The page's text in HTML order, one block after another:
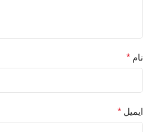
نام *
ایمیل *